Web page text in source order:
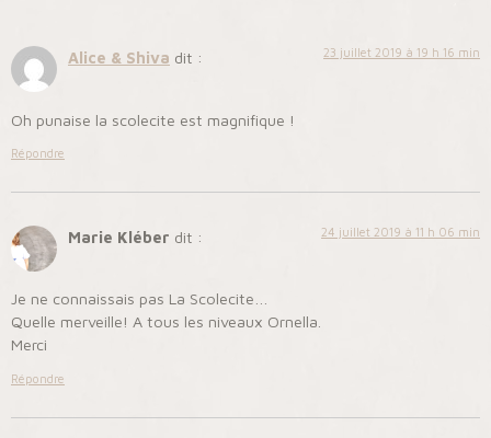
Alice & Shiva dit : 23 juillet 2019 à 19 h 16 min
Oh punaise la scolecite est magnifique !
Répondre
Marie Kléber dit : 24 juillet 2019 à 11 h 06 min
Je ne connaissais pas La Scolecite…
Quelle merveille! A tous les niveaux Ornella.
Merci
Répondre